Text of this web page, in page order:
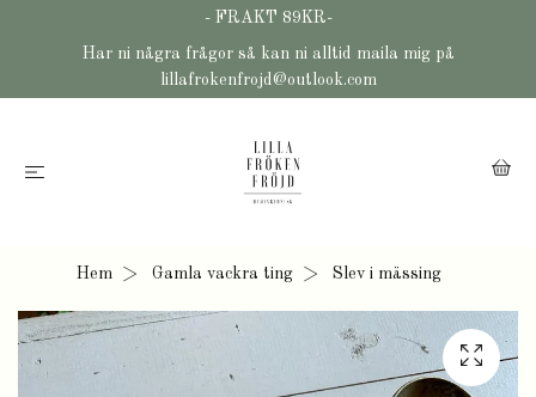
- FRAKT 89KR-
Har ni några frågor så kan ni alltid maila mig på
lillafrokenfrojd@outlook.com
Hem Gamla vackra ting Slev i mässing